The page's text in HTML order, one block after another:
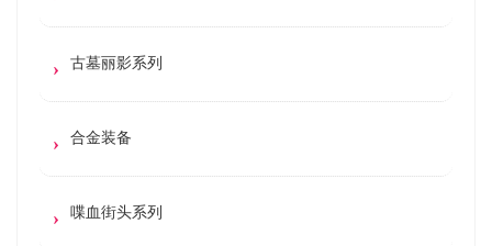
古墓丽影系列
合金装备
喋血街头系列